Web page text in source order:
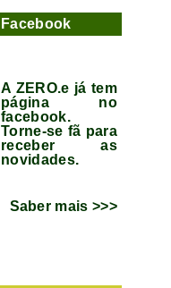
Facebook
A ZERO.e já tem
página no
facebook.
Torne-se fã para
receber as
novidades.
Saber mais >>>